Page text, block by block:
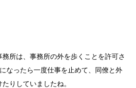
所は、事務所の外を歩くことを許可さ
なったら一度仕事を止めて、同僚と外
りしていましたね。